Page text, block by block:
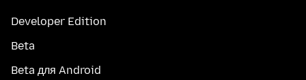
Developer Edition
Beta
Beta для Android